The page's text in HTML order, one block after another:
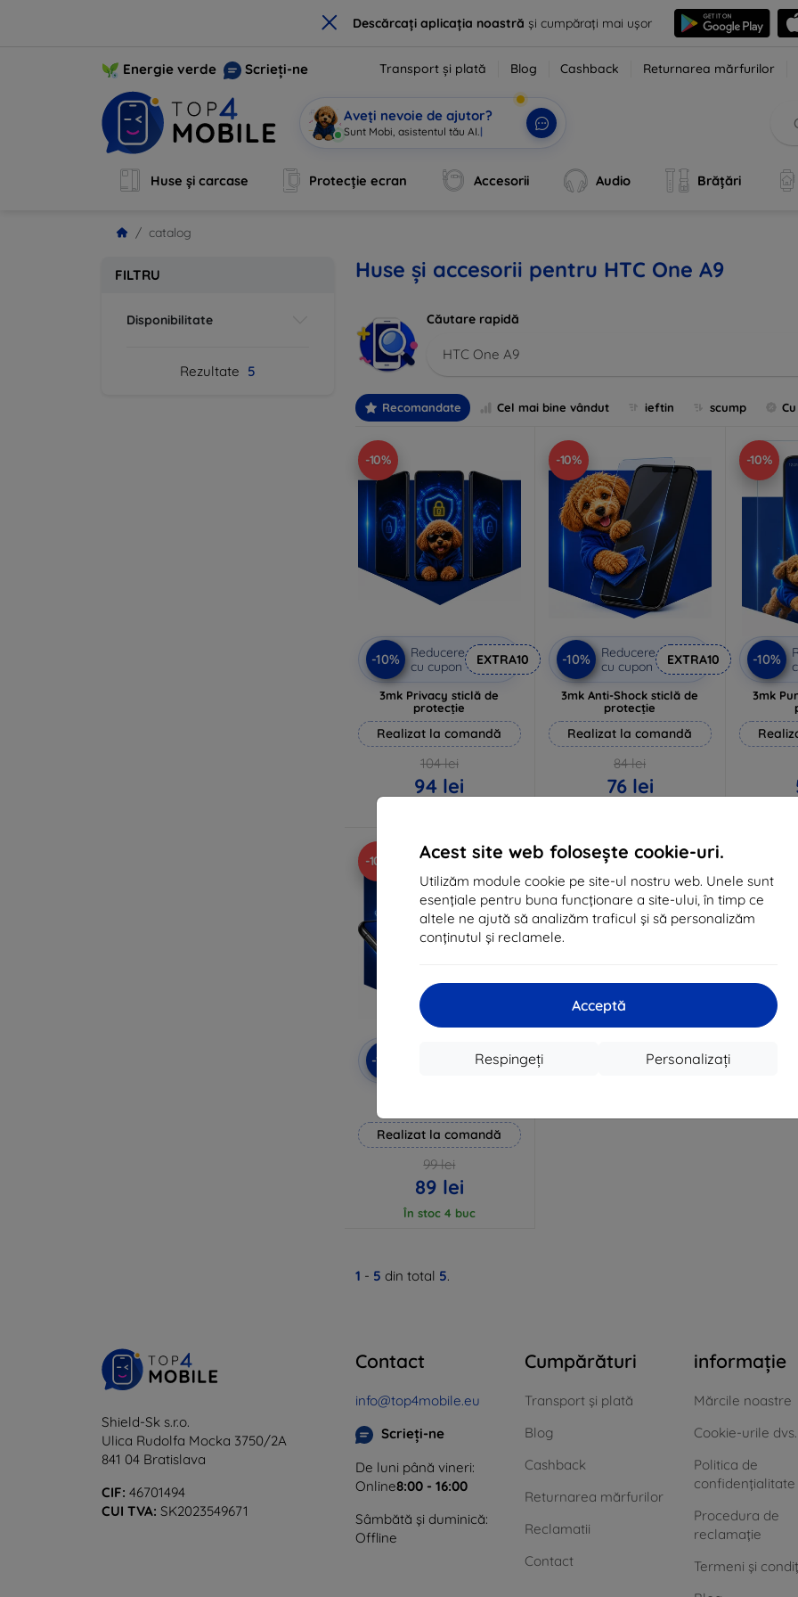
× Descărcați aplicația noastră și cumpărați mai ușor
Acest site web folosește cookie-uri.
Utilizăm module cookie pe site-ul nostru web. Unele sunt
esențiale pentru buna funcționare a site-ului, în timp ce
altele ne ajută să analizăm traficul și să personalizăm
conținutul și reclamele.
Acceptă
Personalizați
Respingeți
Energie verde Scrieți-ne Transport și plată Blog Cashback Returnarea mărfurilor
Aveți nevoie de ajutor?
Sunt Mobi, asistentul tău AI. |
Huse și carcase Protecție ecran Accesorii Audio Brățări
catalog
FILTRU
Disponibilitate
Rezultate 5
Huse și accesorii pentru HTC One A9
Căutare rapidă
HTC One A9
Recomandate Cel mai bine vândut ieftin scump
-10%
-10%
Reducere
cu cupon
EXTRA10
3mk Privacy sticlă de
protecție
Realizat la comandă
104 lei
94 lei
-10%
-10%
Reducere
cu cupon
EXTRA10
3mk Anti-Shock sticlă de
protecție
Realizat la comandă
84 lei
76 lei
-10%
-10%
3mk
-10%
-10% EXTRA10
Realizat la comandă
99 lei
89 lei
În stoc 4 buc
1 - 5 din total 5.
Shield-Sk s.r.o.
Ulica Rudolfa Mocka 3750/2A
841 04 Bratislava
CIF: 46701494
CUI TVA: SK2023549671
Contact
info@top4mobile.eu
Scrieți-ne
De luni până vineri:
Online8:00 - 16:00
Sâmbătă și duminică:
Offline
Cumpărături
Transport și plată
Blog
Cashback
Returnarea mărfurilor
Reclamatii
Contact
informație
Mărcile noastre
Cookie-urile dvs.
Politica de
confidențialitate
Procedura de
reclamație
Termeni și